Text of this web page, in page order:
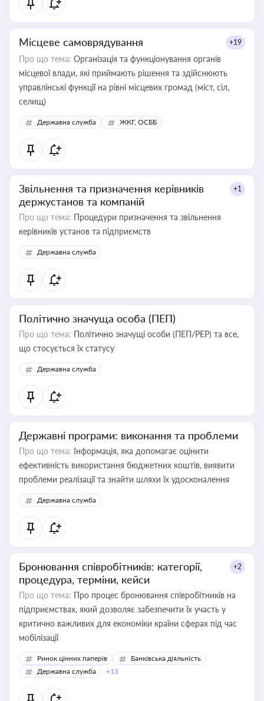
Місцеве самоврядування +19
Про що тема: Організація та функціонування органів
місцевої влади, які приймають рішення та здійснюють
управлінські функції на рівні місцевих громад (міст, сіл,
селищ)
Державна служба ЖКГ, ОСББ
Звільнення та призначення керівників
держустанов та компаній
+1
Про що тема: Процедури призначення та звільнення
керівників установ та підприємств
Державна служба
Політично значуща особа (ПЕП)
Про що тема: Політично значущі особи (ПЕП/PEP) та все,
що стосується їх статусу
Державна служба
Державні програми: виконання та проблеми
Про що тема: Інформація, яка допомагає оцінити
ефективність використання бюджетних коштів, виявити
проблеми реалізації та знайти шляхи їх удосконалення
Державна служба
Бронювання співробітників: категорії,
процедура, терміни, кейси
+2
Про що тема: Про процес бронювання співробітників на
підприємствах, який дозволяє забезпечити їх участь у
критично важливих для економіки країни сферах під час
мобілізації
Ринок цінних паперів
Банківська діяльність
Державна служба
+13